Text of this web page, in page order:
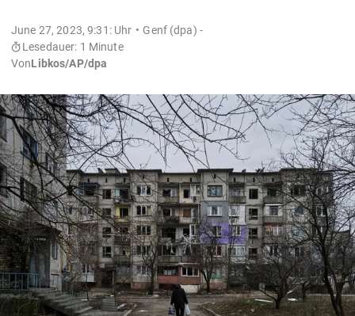
June 27, 2023, 9:31: Uhr
Genf (dpa) -
Lesedauer: 1 Minute
VonLibkos/AP/dpa